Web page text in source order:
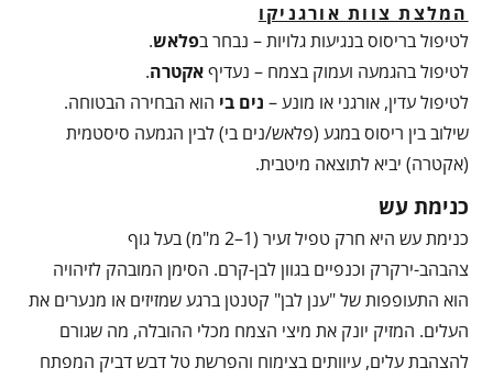
המלצת צוות אורגניקו
לטיפול בריסוס בנגיעות גלויות – נבחר בפלאש.
לטיפול בהגמעה ועמוק בצמח – נעדיףאקטרה.
לטיפול עדין, אורגני או מונע – נים בי הוא הבחירה הבטוחה.
שילוב בין ריסוס במגע (פלאש/נים בי) לבין הגמעה סיסטמית
(אקטרה) יביא לתוצאה מיטבית.
כנימת עש
כנימת עש היא חרק טפיל זעיר (1–2 מ"מ) בעל גוף
צהבהב-ירקרק וכנפיים בגוון לבן-קרם. הסימן המובהק לזיהויה
הוא התעופפות של "ענן לבן" קטנטן ברגע שמזיזים או מנערים את
העלים. המזיק יונק את מיצי הצמח מכלי ההובלה, מה שגורם
להצהבת עלים, עיוותים בצימוח והפרשת טל דבש דביק המפתח